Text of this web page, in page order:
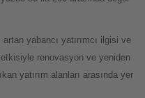
yabancı yatırımcı ilgisi ve
renovasyon ve yeniden
yatırım alanları arasında yer